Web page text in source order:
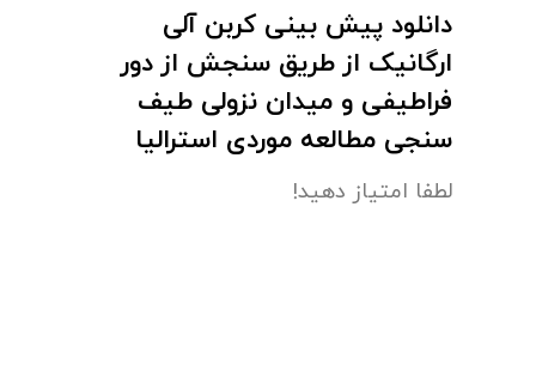
دانلود پیش بینی کربن آلی
ارگانیک از طریق سنجش از دور
فراطیفی و میدان نزولی طیف
سنجی مطالعه موردی استرالیا
لطفا امتیاز دهید!